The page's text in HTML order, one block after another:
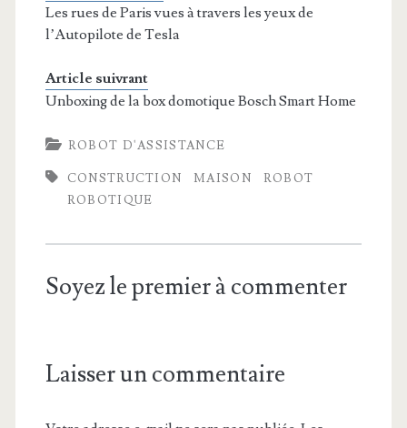
Les rues de Paris vues à travers les yeux de
l’Autopilote de Tesla
Article suivrant
Unboxing de la box domotique Bosch Smart Home
ROBOT D'ASSISTANCE
CONSTRUCTION MAISON
ROBOT
ROBOTIQUE
Soyez le premier à commenter
Laisser un commentaire